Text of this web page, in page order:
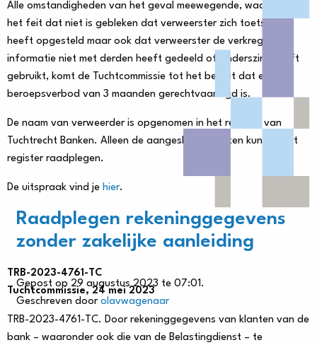
Alle omstandigheden van het geval meewegende, waaronder
het feit dat niet is gebleken dat verweerster zich toetsbaar
heeft opgesteld maar ook dat verweerster de verkregen
informatie niet met derden heeft gedeeld of anderszins heeft
gebruikt, komt de Tuchtcommissie tot het besluit dat een
beroepsverbod van 3 maanden gerechtvaardigd is.
De naam van verweerder is opgenomen in het register van
Tuchtrecht Banken. Alleen de aangesloten banken kunnen het
register raadplegen.
De uitspraak vind je hier.
Raadplegen rekeninggegevens
zonder zakelijke aanleiding
Gepost op 29 augustus 2023 te 07:01.
Geschreven door olavwagenaar
TRB-2023-4761-TC
Tuchtcommissie, 24 mei 2023
TRB-2023-4761-TC. Door rekeninggegevens van klanten van de
bank – waaronder ook die van de Belastingdienst – te